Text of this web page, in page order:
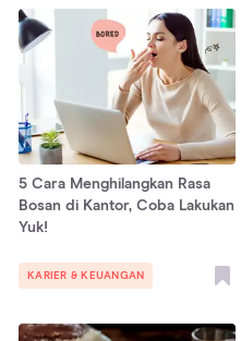
5 Cara Menghilangkan Rasa
Bosan di Kantor, Coba Lakukan
Yuk!
KARIER & KEUANGAN